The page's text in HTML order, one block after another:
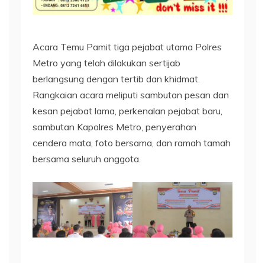
Acara Temu Pamit tiga pejabat utama Polres
Metro yang telah dilakukan sertijab
berlangsung dengan tertib dan khidmat.
Rangkaian acara meliputi sambutan pesan dan
kesan pejabat lama, perkenalan pejabat baru,
sambutan Kapolres Metro, penyerahan
cendera mata, foto bersama, dan ramah tamah
bersama seluruh anggota.